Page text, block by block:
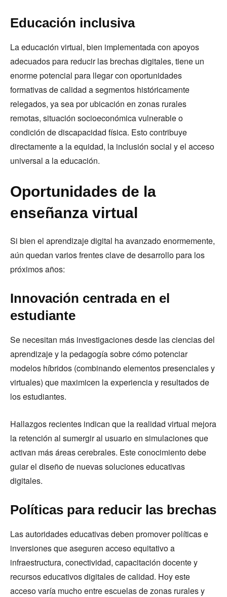
Educación inclusiva
La educación virtual, bien implementada con apoyos
adecuados para reducir las brechas digitales, tiene un
enorme potencial para llegar con oportunidades
formativas de calidad a segmentos históricamente
relegados, ya sea por ubicación en zonas rurales
remotas, situación socioeconómica vulnerable o
condición de discapacidad física. Esto contribuye
directamente a la equidad, la inclusión social y el acceso
universal a la educación.
Oportunidades de la
enseñanza virtual
Si bien el aprendizaje digital ha avanzado enormemente,
aún quedan varios frentes clave de desarrollo para los
próximos años:
Innovación centrada en el
estudiante
Se necesitan más investigaciones desde las ciencias del
aprendizaje y la pedagogía sobre cómo potenciar
modelos híbridos (combinando elementos presenciales y
virtuales) que maximicen la experiencia y resultados de
los estudiantes.
Hallazgos recientes indican que la realidad virtual mejora
la retención al sumergir al usuario en simulaciones que
activan más áreas cerebrales. Este conocimiento debe
guiar el diseño de nuevas soluciones educativas
digitales.
Políticas para reducir las brechas
Las autoridades educativas deben promover políticas e
inversiones que aseguren acceso equitativo a
infraestructura, conectividad, capacitación docente y
recursos educativos digitales de calidad. Hoy este
acceso varía mucho entre escuelas de zonas rurales y